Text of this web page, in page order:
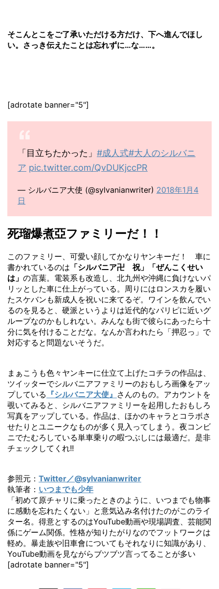
そこんとこをご了承いただける方だけ、下へ進んでほし
い。さっき伝えたことは忘れずに…な……。
[adrotate banner="5"]
「目立ちたかった」 #成人式#大人のシルバニ
ア pic.twitter.com/QvDUKjccPR
— シルバニア大使 (@sylvanianwriter) 2018年1月4
日
死瑠爆煮亞ファミリーだ！！
このファミリー、可愛い顔してかなりヤンキーだ！ 車に
書かれているのは 「シルバニア卍 祝」「ぜんこくせい
は」 の言葉。電装系も改造し、北九州や沖縄に負けないパ
リッとした車に仕上がっている。周りにはロンスカを履い
たスケバンも新成人を祝いに来てるぞ。ワインを飲んでい
るのを見ると、硬派というよりは近代的なパリピに近いグ
ループなのかもしれない。みんなも街で彼らにあったら十
分に気を付けることだな。なんか言われたら「押忍っ」で
対応すると問題ないそうだ。
まぁこうも色々ヤンキーに仕立て上げたコチラの作品は、
ツイッターでシルバニアファミリーのおもしろ画像をアッ
プしている 『シルバニア大使』 さんのもの。アカウントを
覗いてみると、シルバニアファミリーを起用したおもしろ
写真をアップしている。作品は、ほかのキャラとコラボさ
せたりとユニークなものが多く見入ってしまう。夜コンビ
ニでたむろしている単車乗りの暇つぶしには最適だ。是非
チェックしてくれ!!
参照元： Twitter／@sylvanianwriter
執筆者： いつまでも少年
「初めて原チャリに乗ったときのように、いつまでも物事
に感動を忘れたくない」と意気込み名付けたのがこのライ
ター名。得意とするのはYouTube動画や現場調査、芸能関
係にゲーム関係。性格が知りたがりなのでフットワークは
軽め。暴走族や旧車會についてもそれなりに知識があり、
YouTube動画を見ながらブツブツ言ってることが多い
[adrotate banner="5"]